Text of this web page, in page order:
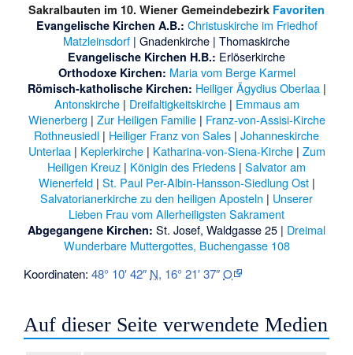
Sakralbauten im 10. Wiener Gemeindebezirk Favoriten
Evangelische Kirchen A.B.: Christuskirche im Friedhof
Matzleinsdorf | Gnadenkirche | Thomaskirche
Evangelische Kirchen H.B.: Erlöserkirche
Orthodoxe Kirchen: Maria vom Berge Karmel
Römisch-katholische Kirchen: Heiliger Ägydius Oberlaa|
Antonskirche| Dreifaltigkeitskirche| Emmaus am
Wienerberg | Zur Heiligen Familie| Franz-von-Assisi-Kirche
Rothneusiedl | Heiliger Franz von Sales | Johanneskirche
Unterlaa| Keplerkirche| Katharina-von-Siena-Kirche| Zum
Heiligen Kreuz | Königin des Friedens | Salvator am
Wienerfeld| St. Paul Per-Albin-Hansson-Siedlung Ost|
Salvatorianerkirche zu den heiligen Aposteln | Unserer
Lieben Frau vom Allerheiligsten Sakrament
Abgegangene Kirchen: St. Josef, Waldgasse 25 | Dreimal
Wunderbare Muttergottes, Buchengasse 108
Koordinaten:48° 10′ 42″ N, 16° 21′ 37″O
Auf dieser Seite verwendete Medien